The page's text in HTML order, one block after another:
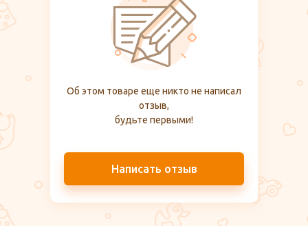
Об этом товаре еще никто не написал
отзыв,
будьте первыми!
Написать отзыв